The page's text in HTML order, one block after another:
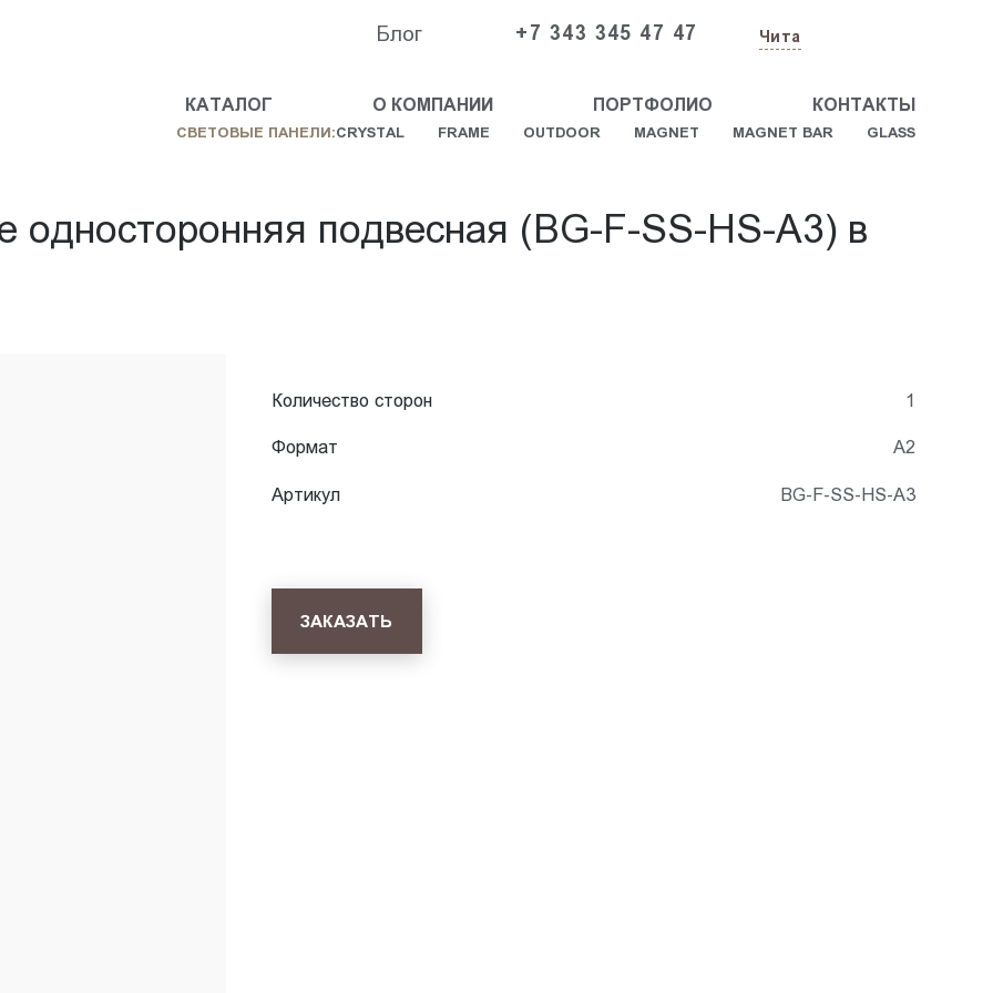
Блог +7 343 345 47 47 Чита
КАТАЛОГ О КОМПАНИИ ПОРТФОЛИО КОНТАКТЫ
СВЕТОВЫЕ ПАНЕЛИ:CRYSTAL FRAME OUTDOOR MAGNET MAGNET BAR GLASS
односторонняя подвесная (BG-F-SS-HS-A3) в
Количество сторон 1
Формат А2
Артикул BG-F-SS-HS-A3
ЗАКАЗАТЬ